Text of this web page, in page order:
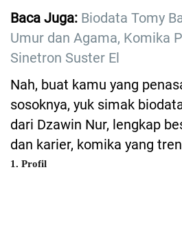
Baca Juga: Biodata Tomy
Umur dan Agama, Komika
Sinetron Suster El
Nah, buat kamu yang
sosoknya, yuk simak
dari Dzawin Nur, lengkap
dan karier, komika yang
1. Profil